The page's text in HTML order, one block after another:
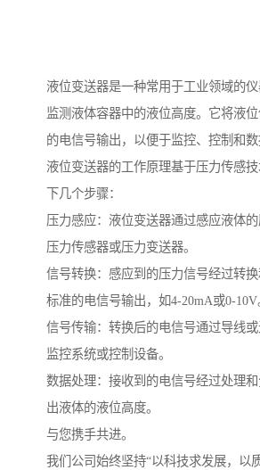
液位变送器是一种常用于工业领域的
监测液体容器中的液位高度。它将液
的电信号输出，以便于监控、控制和数
液位变送器的工作原理基于压力传感
下几个步骤：
压力感应：液位变送器通过感应液体
压力传感器或压力变送器。
信号转换：感应到的压力信号经过转
标准的电信号输出，如4-20mA或0-10V
信号传输：转换后的电信号通过导线
监控系统或控制设备。
数据处理：接收到的电信号经过处理
出液体的液位高度。
与您携手共进。
我们公司始终坚持“以科技求发展，以